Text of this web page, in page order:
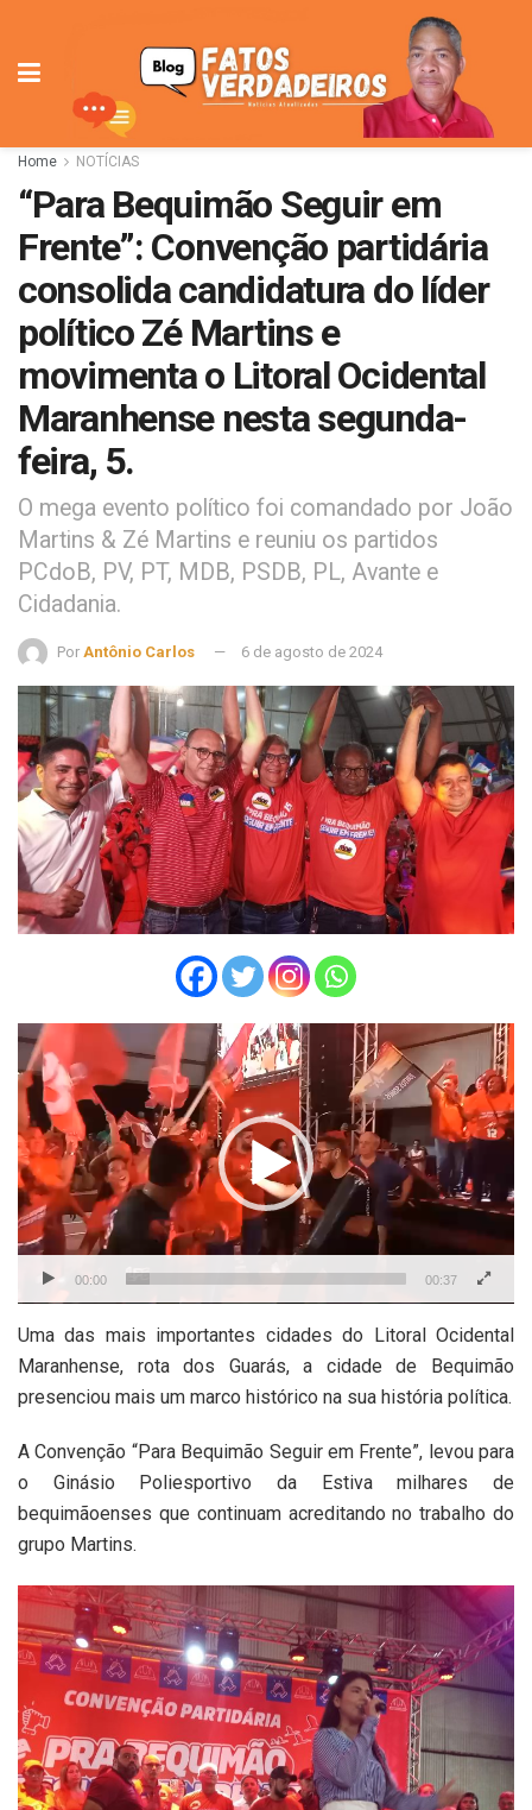
Home NOTÍCIAS
“Para Bequimão Seguir em
Frente”: Convenção partidária
consolida candidatura do líder
político Zé Martins e
movimenta o Litoral Ocidental
Maranhense nesta segunda-
feira, 5.
O mega evento político foi comandado por João
Martins & Zé Martins e reuniu os partidos
PCdoB, PV, PT, MDB, PSDB, PL, Avante e
Cidadania.
Por Antônio Carlos 6 de agosto de 2024
Tocador
de
vídeo
00:00 00:37
Uma das mais importantes cidades do Litoral Ocidental
Maranhense, rota dos Guarás, a cidade de Bequimão
presenciou mais um marco histórico na sua história política.
A Convenção “Para Bequimão Seguir em Frente”, levou para
o Ginásio Poliesportivo da Estiva milhares de
bequimãoenses que continuam acreditando no trabalho do
grupo Martins.